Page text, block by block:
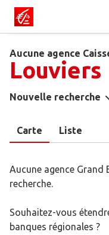
Aucune agence
Louviers
Nouvelle recherche
Carte Liste
Aucune agence
recherche.
Souhaitez-vous
banques régionales ?